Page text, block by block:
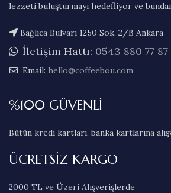
lezzeti buluşturmayı hedefliyor ve
Bağlıca Bulvarı 1250 Sok. 2/B Ankara
İletişim Hattı: 0543 880 77 87
Email: hello@coffeebou.com
%100 GÜVENLİ
Bütün kredi kartları, banka kartlarına
ÜCRETSİZ KARGO
2000 TL ve Üzeri Alışverişlerde